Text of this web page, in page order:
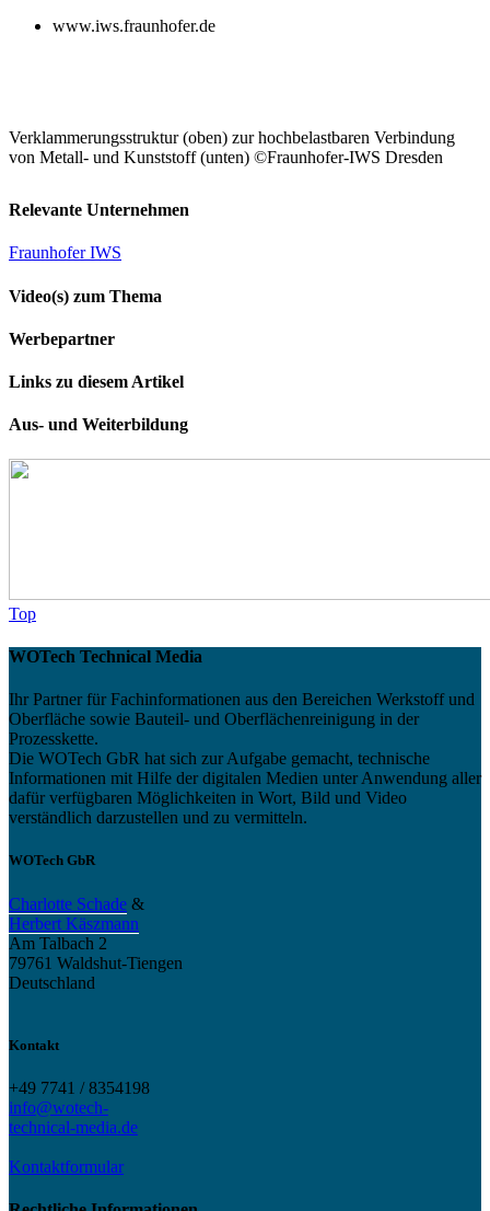
www.iws.fraunhofer.de
Verklammerungsstruktur (oben) zur hochbelastbaren Verbindung
von Metall- und Kunststoff (unten) ©Fraunhofer-IWS Dresden
Relevante Unternehmen
Fraunhofer IWS
Video(s) zum Thema
Werbepartner
Links zu diesem Artikel
Aus- und Weiterbildung
Top
WOTech Technical Media
Ihr Partner für Fachinformationen aus den Bereichen Werkstoff und
Oberfläche sowie Bauteil- und Oberflächenreinigung in der
Prozesskette.
Die WOTech GbR hat sich zur Aufgabe gemacht, technische
Informationen mit Hilfe der digitalen Medien unter Anwendung aller
dafür verfügbaren Möglichkeiten in Wort, Bild und Video
verständlich darzustellen und zu vermitteln.
WOTech GbR
Charlotte Schade &
Herbert Käszmann
Am Talbach 2
79761 Waldshut-Tiengen
Deutschland
Kontakt
+49 7741 / 8354198
info@wotech-
technical-media.de
Kontaktformular